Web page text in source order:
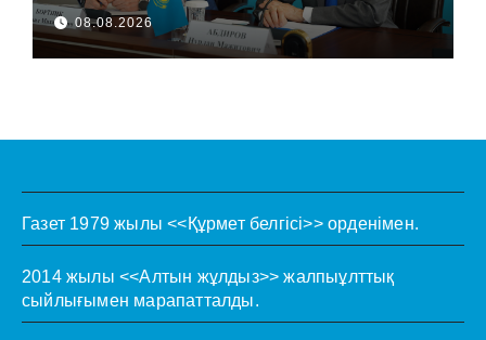
08.08.2026
Газет 1979 жылы <<Құрмет белгісі>> орденімен.
2014 жылы <<Алтын жұлдыз>> жалпыұлттық
сыйлығымен марапатталды.